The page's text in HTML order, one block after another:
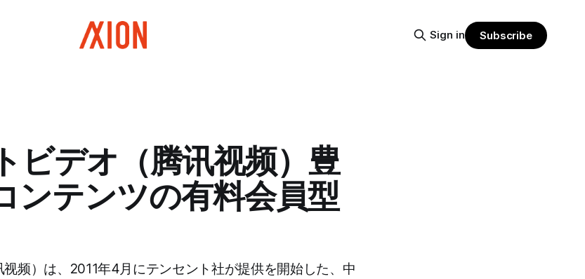
Sign in Subscribe
ビデオ（腾讯视频）豊
ンテンツの有料会員型
频）は、2011年4月にテンセント社が提供を開始した、中